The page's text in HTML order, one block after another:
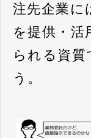
注先企業に
を提供・活
られる資質
う。